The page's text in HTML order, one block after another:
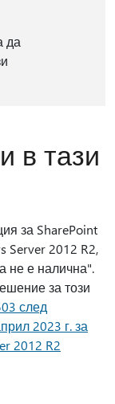
да
в тази
за SharePoint
Server 2012 R2,
не е налична".
за този
след
2023 г. за
2012 R2